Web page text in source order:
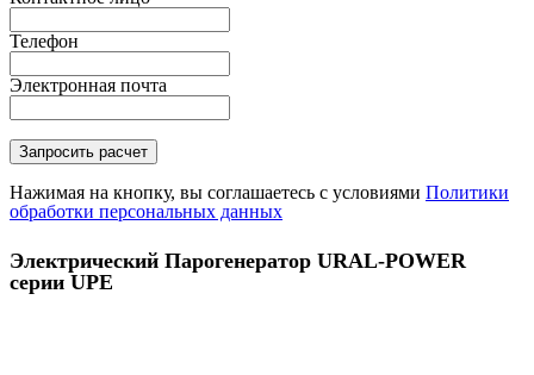
Телефон
Электронная почта
Нажимая на кнопку, вы соглашаетесь с условиями Политики
обработки персональных данных
Электрический Парогенератор URAL-POWER
серии UPE